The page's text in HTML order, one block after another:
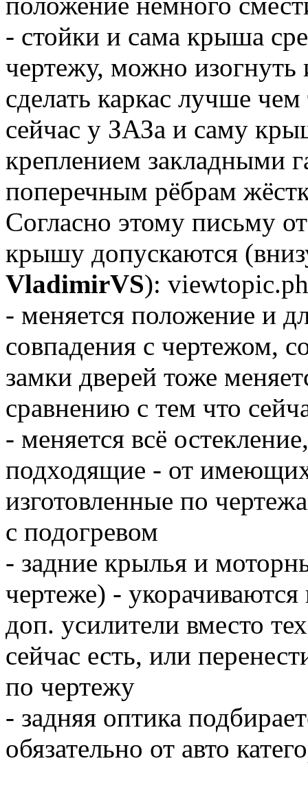
- стойки и сама крыша
чертежу, можно
сделать каркас лучше
сейчас у ЗАЗа и саму
креплением закладными
поперечным рёбрам
Согласно этому письму
крышу допускаются
VladimirVS):
- меняется положение и
совпадения с чертежом,
замки дверей тоже
сравнению с тем что
- меняется всё
подходящие - от
изготовленные по
с подогревом
- задние крылья и
чертеже) -
доп. усилители вместо
сейчас есть, или
по чертежу
- задняя оптика
обязательно от авто